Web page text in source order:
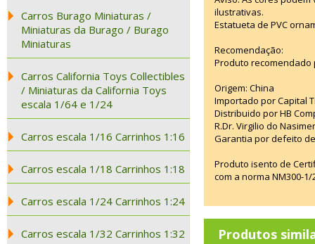
Carros Burago Miniaturas /
Miniaturas da Burago / Burago
Miniaturas
Carros California Toys Collectibles
/ Miniaturas da California Toys
escala 1/64 e 1/24
Carros escala 1/16 Carrinhos 1:16
Carros escala 1/18 Carrinhos 1:18
Carros escala 1/24 Carrinhos 1:24
Carros escala 1/32 Carrinhos 1:32
ilustrativas.
Estatueta de PVC
Recomendação:
Produto recomendado
Origem: China
Importado por Capital
Distribuido por HB
R.Dr. Virgilio do
Garantia por defeito
Produto isento de
com a norma NM300-
Produtos